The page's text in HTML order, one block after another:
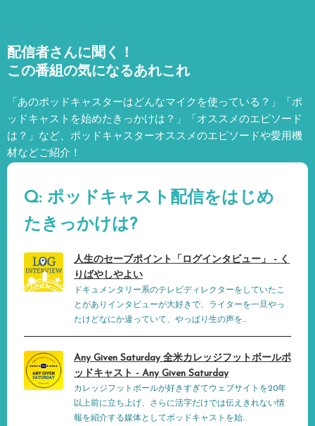
配信者さんに聞く！
この番組の気になるあれこれ
「あのポッドキャスターはどんなマイクを使っている？」「ポ
ッドキャストを始めたきっかけは？」「オススメのエピソード
は？」など、 ポッドキャスターオススメのエピソードや愛用機
材などご紹介！
Q: ポッドキャスト配信をはじめ
たきっかけは?
人生のセーブポイント「ログインタビュー」 - く
りばやしやよい
ドキュメンタリー系のテレビディレクターをしていたこ
とがありインタビューが大好きで、ライターを一旦やっ
たけどなにか違っていて、やっぱり生の声を...
Any Given Saturday 全米カレッジフットボールポ
ッドキャスト - Any Given Saturday
カレッジフットボールが好きすぎてウェブサイトを20年
以上前に立ち上げ、さらに活字だけでは伝えきれない情
報を紹介する媒体としてポッドキャストを始...